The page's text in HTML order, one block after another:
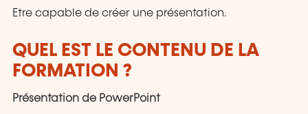
Etre capable de créer une présentation.
QUEL EST LE CONTENU DE LA
FORMATION ?
Présentation de PowerPoint